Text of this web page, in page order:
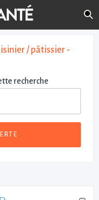
/ pâtissier -
recherche